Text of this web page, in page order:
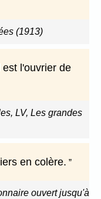
(1913)
l'ouvrier de
LV, Les grandes
en colère.
ouvert jusqu'à